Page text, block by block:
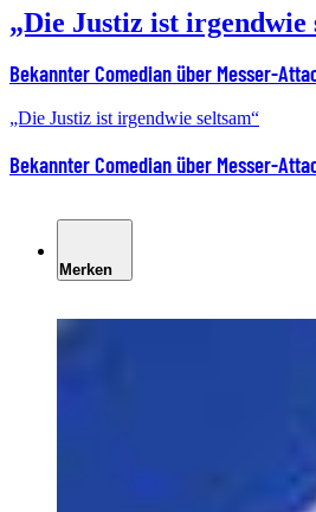
„Die Justiz ist irgendwie
Bekannter Comedian über Messer-
„Die Justiz ist irgendwie seltsam“
Bekannter Comedian über Messer-
Merken